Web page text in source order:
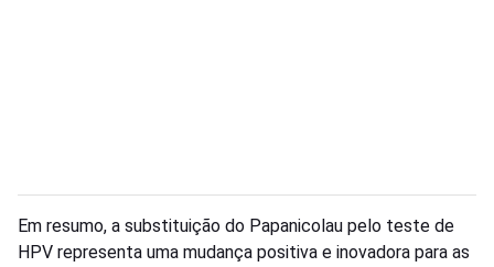
Em resumo, a substituição do Papanicolau pelo teste de
HPV representa uma mudança positiva e inovadora para as